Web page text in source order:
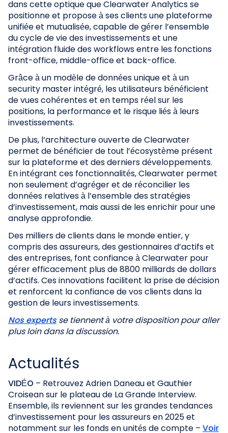
dans cette optique que Clearwater Analytics se
positionne et propose à ses clients une plateforme
unifiée et mutualisée, capable de gérer l’ensemble
du cycle de vie des investissements et une
intégration fluide des workflows entre les fonctions
front-office, middle-office et back-office.
Grâce à un modèle de données unique et à un
security master intégré, les utilisateurs bénéficient
de vues cohérentes et en temps réel sur les
positions, la performance et le risque liés à leurs
investissements.
De plus, l’architecture ouverte de Clearwater
permet de bénéficier de tout l’écosystème présent
sur la plateforme et des derniers développements.
En intégrant ces fonctionnalités, Clearwater permet
non seulement d’agréger et de réconcilier les
données relatives à l’ensemble des stratégies
d’investissement, mais aussi de les enrichir pour une
analyse approfondie.
Des milliers de clients dans le monde entier, y
compris des assureurs, des gestionnaires d’actifs et
des entreprises, font confiance à Clearwater pour
gérer efficacement plus de 8800 milliards de dollars
d’actifs. Ces innovations facilitent la prise de décision
et renforcent la confiance de vos clients dans la
gestion de leurs investissements.
Nos expertsse tiennent à votre disposition pour aller
plus loin dans la discussion.
Actualités
VIDÉO – Retrouvez Adrien Daneau et Gauthier
Croisean sur le plateau de La Grande Interview.
Ensemble, ils reviennent sur les grandes tendances
d’investissement pour les assureurs en 2025 et
notamment sur les fonds en unités de compte – Voir